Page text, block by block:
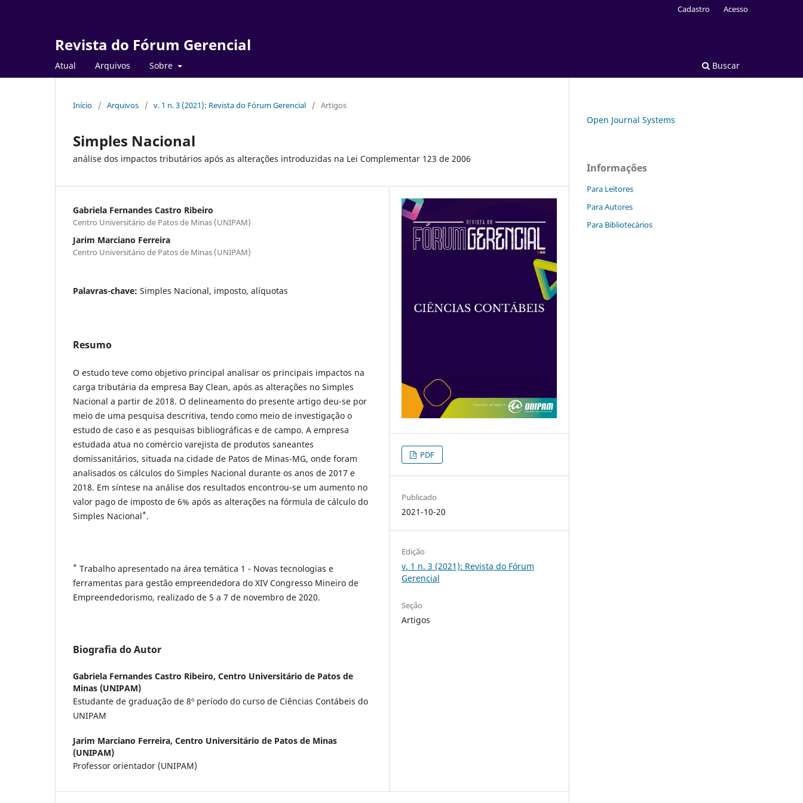
Revista do Fórum Gerencial
Atual Arquivos Sobre Buscar
Cadastro Acesso
Início / Arquivos / v. 1 n. 3 (2021): Revista do Fórum Gerencial / Artigos
Simples Nacional
análise dos impactos tributários após as alterações introduzidas na Lei Complementar 123 de 2006
Gabriela Fernandes Castro Ribeiro
Centro Universitário de Patos de Minas (UNIPAM)
Jarim Marciano Ferreira
Centro Universitário de Patos de Minas (UNIPAM)
Palavras-chave: Simples Nacional, imposto, alíquotas
Resumo
O estudo teve como objetivo principal analisar os principais impactos na
carga tributária da empresa Bay Clean, após as alterações no Simples
Nacional a partir de 2018. O delineamento do presente artigo deu-se por
meio de uma pesquisa descritiva, tendo como meio de investigação o
estudo de caso e as pesquisas bibliográficas e de campo. A empresa
estudada atua no comércio varejista de produtos saneantes
domissanitários, situada na cidade de Patos de Minas-MG, onde foram
analisados os cálculos do Simples Nacional durante os anos de 2017 e
2018. Em síntese na análise dos resultados encontrou-se um aumento no
valor pago de imposto de 6% após as alterações na fórmula de cálculo do
Simples Nacional*.
* Trabalho apresentado na área temática 1 - Novas tecnologias e
ferramentas para gestão empreendedora do XIV Congresso Mineiro de
Empreendedorismo, realizado de 5 a 7 de novembro de 2020.
Biografia do Autor
Gabriela Fernandes Castro Ribeiro, Centro Universitário de Patos de
Minas (UNIPAM)
Estudante de graduação de 8º período do curso de Ciências Contábeis do
UNIPAM
Jarim Marciano Ferreira, Centro Universitário de Patos de Minas
(UNIPAM)
Professor orientador (UNIPAM)
PDF
Publicado
2021-10-20
Edição
v. 1 n. 3 (2021): Revista do Fórum
Gerencial
Seção
Artigos
Open Journal Systems
Informações
Para Leitores
Para Autores
Para Bibliotecários